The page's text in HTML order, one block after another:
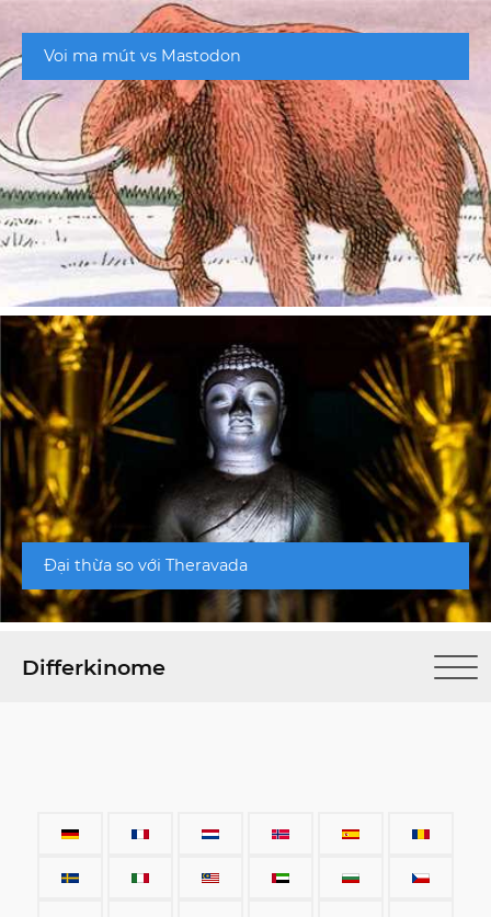
Voi ma mút vs Mastodon
Đại thừa so với Theravada
Differkinome